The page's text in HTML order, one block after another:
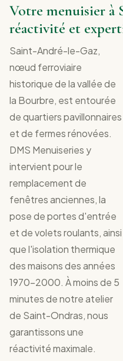
Votre menuisier à
réactivité et
Saint-André-le-Gaz,
nœud ferroviaire
historique de la vallée de
la Bourbre, est entourée
de quartiers pavillonnaires
et de fermes rénovées.
DMS Menuiseries y
intervient pour le
remplacement de
fenêtres anciennes, la
pose de portes d'entrée
et de volets roulants, ainsi
que l'isolation thermique
des maisons des années
1970-2000. À moins de 5
minutes de notre atelier
de Saint-Ondras, nous
garantissons une
réactivité maximale.